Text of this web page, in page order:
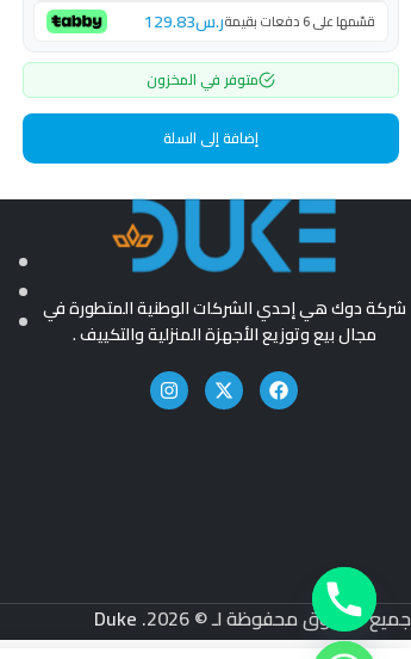
قسّمها على 6 دفعات بقيمة ر.س129.83
متوفر في المخزون
إضافة إلى السلة
شركة دوك هي إحدي الشركات الوطنية المتطورة في
مجال بيع وتوزيع الأجهزة المنزلية والتكييف .
جميع الحقوق محفوظة لـ © 2026.
Duke